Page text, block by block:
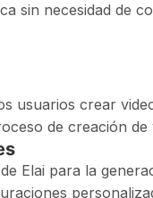
sin necesidad de
usuarios crear
de creación de
Elai para la